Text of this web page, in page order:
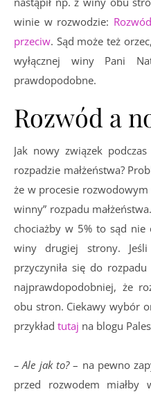
winie w rozwodzie:
przeciw. Sąd może też
wyłącznej winy Pani
prawdopodobne.
Rozwód a
Jak nowy związek
rozpadzie małżeństwa?
że w procesie
winny” rozpadu
chociażby w 5% to sąd nie
winy drugiej strony.
przyczyniła się do
najprawdopodobniej, że
obu stron. Ciekawy wybór
przykład tutaj na blogu
– Ale jak to?– na pewno
przed rozwodem miałby